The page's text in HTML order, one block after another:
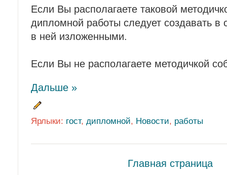
Если Вы располагаете таковой
дипломной работы следует создавать в
в ней изложенными.
Если Вы не располагаете методичкой
Дальше »
Ярлыки: гост, дипломной, Новости, работы
Главная страница